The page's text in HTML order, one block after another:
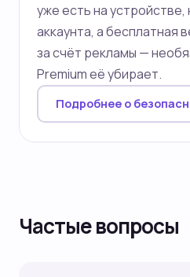
уже есть на устройстве,
аккаунта, а бесплатная
за счёт рекламы —
Premium её убирает.
Подробнее о
Частые вопросы